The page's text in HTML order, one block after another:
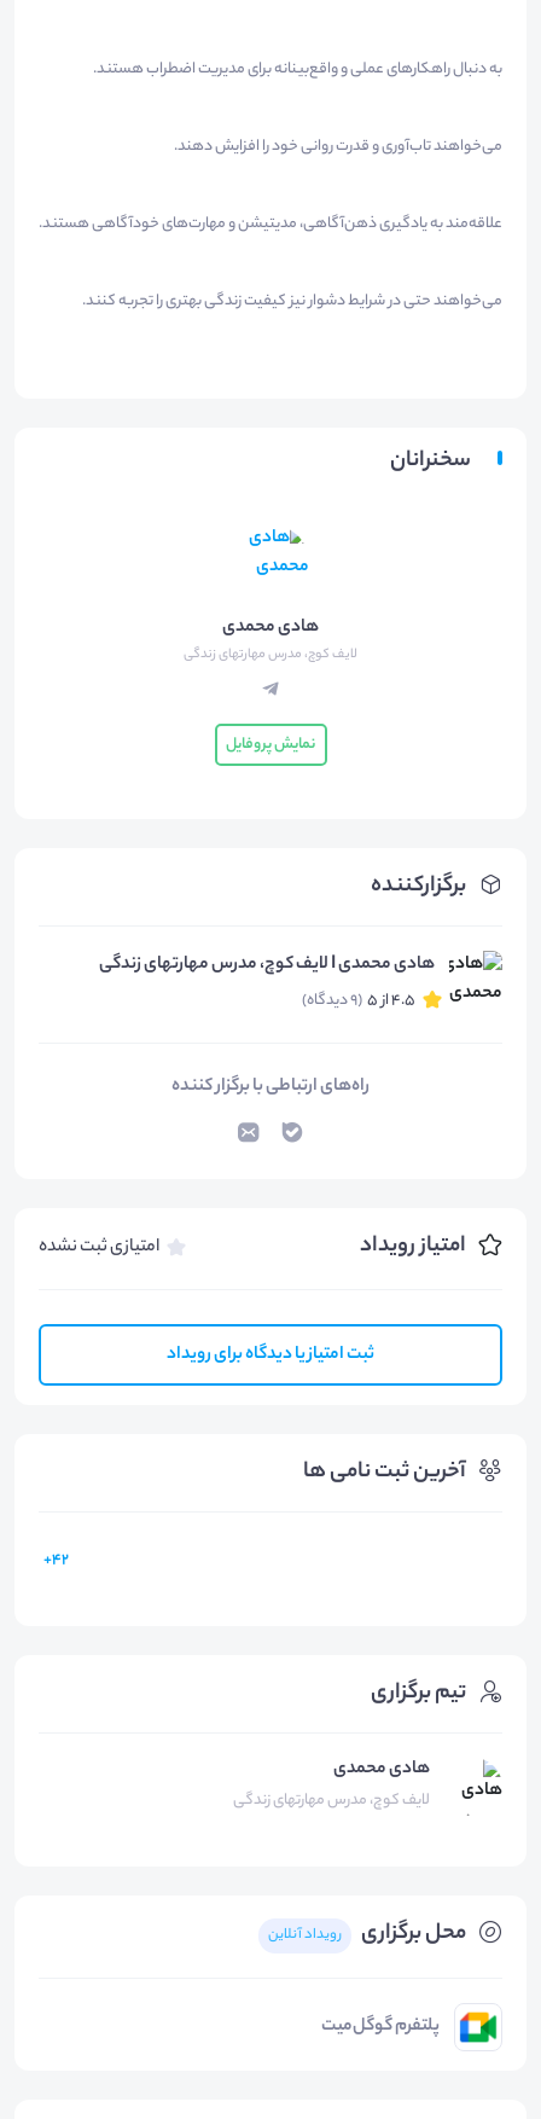
برگزارکننده
هادی محمدی I لایف کوچ، مدرس مهارتهای زندگی
4.5 از 5 (9 دیدگاه)
راه‌های ارتباطی با برگزار کننده
امتیاز رویداد امتیازی ثبت نشده
ثبت امتیاز یا دیدگاه برای رویداد
آخرین ثبت نامی ها
42+
محل برگزاری رویداد آنلاین
پلتفرم گوگل‌میت
تیم برگزاری
هادی محمدی
لایف کوچ، مدرس مهارتهای زندگی
به دنبال راهکارهای عملی و واقع‌بینانه برای مدیریت اضطراب هستند.
می‌خواهند تاب‌آوری و قدرت روانی خود را افزایش دهند.
علاقه‌مند به یادگیری ذهن‌آگاهی، مدیتیشن و مهارت‌های خودآگاهی هستند.
می‌خواهند حتی در شرایط دشوار نیز کیفیت زندگی بهتری را تجربه کنند.
سخنرانان
هادی محمدی
لایف کوچ، مدرس مهارتهای زندگی
نمایش پروفایل